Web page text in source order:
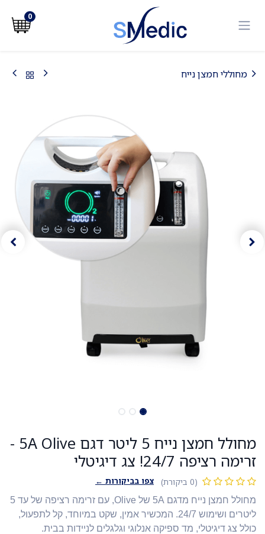
0
מחוללי חמצן נייח
מחולל חמצן נייח 5 ליטר דגם 5A Olive -
זרימה רציפה 24/7! צג דיגיטלי
(0 ביקורת) צפו בביקורות ←
מחולל חמצן נייח מדגם 5A של Olive, עם זרימה רציפה של עד 5
ליטרים ושימוש 24/7. המכשיר אמין, שקט במיוחד, קל לתפעול,
כולל צג דיגיטלי, מד ספיקה אנלוגי וגלגלים לניידות בבית.